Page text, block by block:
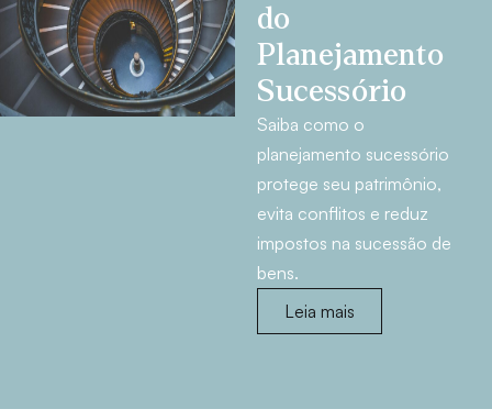
do
Planejamento
Sucessório
Saiba como o
planejamento sucessório
protege seu patrimônio,
evita conflitos e reduz
impostos na sucessão de
bens.
Leia mais